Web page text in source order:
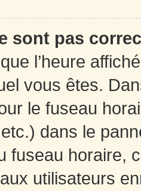
sont pas
l’heure
vous êtes.
le fuseau
dans le
fuseau horaire,
utilisateurs